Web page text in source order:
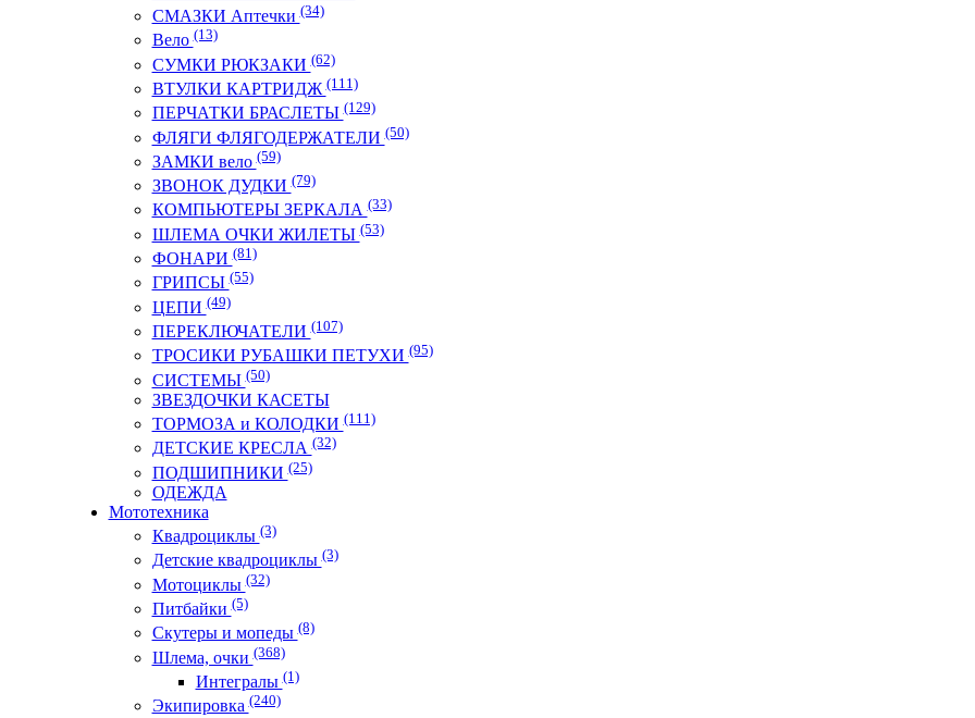
СМАЗКИ Аптечки(34)
Вело(13)
СУМКИ РЮКЗАКИ(62)
ВТУЛКИ КАРТРИДЖ(111)
ПЕРЧАТКИ БРАСЛЕТЫ(129)
ФЛЯГИ ФЛЯГОДЕРЖАТЕЛИ(50)
ЗАМКИ вело(59)
ЗВОНОК ДУДКИ(79)
КОМПЬЮТЕРЫ ЗЕРКАЛА(33)
ШЛЕМА ОЧКИ ЖИЛЕТЫ(53)
ФОНАРИ(81)
ГРИПСЫ(55)
ЦЕПИ(49)
ПЕРЕКЛЮЧАТЕЛИ(107)
ТРОСИКИ РУБАШКИ ПЕТУХИ(95)
СИСТЕМЫ(50)
ЗВЕЗДОЧКИ КАСЕТЫ
ТОРМОЗА и КОЛОДКИ(111)
ДЕТСКИЕ КРЕСЛА(32)
ПОДШИПНИКИ(25)
ОДЕЖДА
Мототехника
Квадроциклы(3)
Детские квадроциклы(3)
Мотоциклы(32)
Питбайки(5)
Скутеры и мопеды(8)
Шлема, очки(368)
Интегралы(1)
Экипировка(240)